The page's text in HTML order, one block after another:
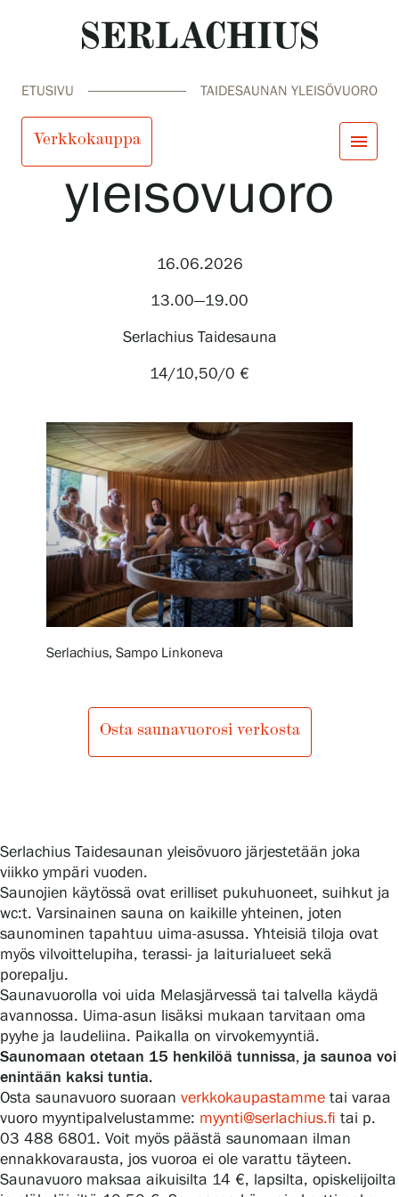
Tule meille
Kokoelmat ja museo
ETUSIVU TAIDESAUNAN YLEISÖVUORO
Verkkokauppa menu
Näyttelyt
Tapahtumat
Palvelumme
SERLACHIUS+
Gösta Serlachiuksen taidesäätiö
Yhteystiedot
Ravintola Gösta
Serlachius Taidesauna
Serlachius Art & Sauna Express
Medialle
Vastuullisuus
Esteettömyys
Taidesaunan
yleisövuoro
16.06.2026
13.00—19.00
Serlachius Taidesauna
14/10,50/0 €
Serlachius, Sampo Linkoneva
Osta saunavuorosi verkosta
Serlachius Taidesaunan yleisövuoro järjestetään joka
viikko ympäri vuoden.
Saunojien käytössä ovat erilliset pukuhuoneet, suihkut ja
wc:t. Varsinainen sauna on kaikille yhteinen, joten
saunominen tapahtuu uima-asussa. Yhteisiä tiloja ovat
myös vilvoittelupiha, terassi- ja laiturialueet sekä
porepalju.
Saunavuorolla voi uida Melasjärvessä tai talvella käydä
avannossa. Uima-asun lisäksi mukaan tarvitaan oma
pyyhe ja laudeliina. Paikalla on virvokemyyntiä.
Saunomaan otetaan 15 henkilöä tunnissa, ja saunoa voi
enintään kaksi tuntia.
Osta saunavuoro suoraan verkkokaupastamme tai varaa
vuoro myyntipalvelustamme: myynti@serlachius.fi tai p.
03 488 6801. Voit myös päästä saunomaan ilman
ennakkovarausta, jos vuoroa ei ole varattu täyteen.
Saunavuoro maksaa aikuisilta 14 €, lapsilta, opiskelijoilta